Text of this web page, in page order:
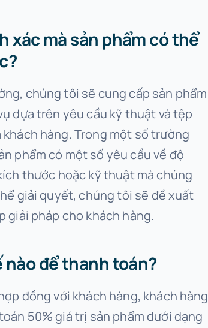
xác mà sản phẩm có thể
chúng tôi sẽ cung cấp sản phẩm
dựa trên yêu cầu kỹ thuật và tệp
khách hàng. Trong một số trường
phẩm có một số yêu cầu về độ
thước hoặc kỹ thuật mà chúng
giải quyết, chúng tôi sẽ đề xuất
giải pháp cho khách hàng.
nào để thanh toán?
đồng với khách hàng, khách hàng
50% giá trị sản phẩm dưới dạng